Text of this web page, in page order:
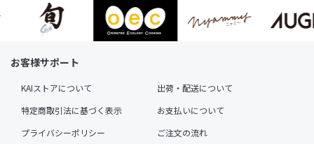
お客様サポート
KAIストアについて
出荷・配送について
特定商取引法に基づく表示
お支払いについて
プライバシーポリシー
ご注文の流れ